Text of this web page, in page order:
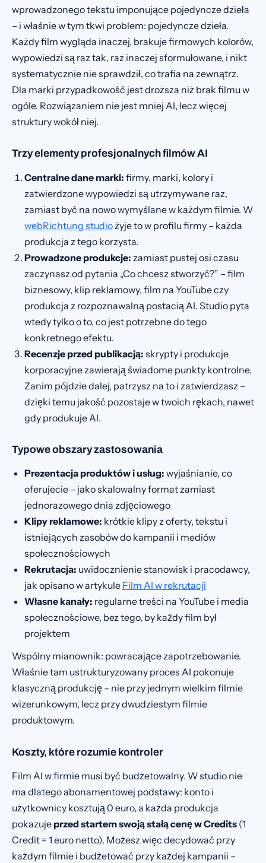
wprowadzonego tekstu imponujące pojedyncze dzieła
– i właśnie w tym tkwi problem: pojedyncze dzieła.
Każdy film wygląda inaczej, brakuje firmowych kolorów,
wypowiedzi są raz tak, raz inaczej sformułowane, i nikt
systematycznie nie sprawdził, co trafia na zewnątrz.
Dla marki przypadkowość jest droższa niż brak filmu w
ogóle. Rozwiązaniem nie jest mniej AI, lecz więcej
struktury wokół niej.
Trzy elementy profesjonalnych filmów AI
Centralne dane marki: firmy, marki, kolory i
zatwierdzone wypowiedzi są utrzymywane raz,
zamiast być na nowo wymyślane w każdym filmie. W
webRichtung studiożyje to w profilu firmy – każda
produkcja z tego korzysta.
Prowadzone produkcje: zamiast pustej osi czasu
zaczynasz od pytania „Co chcesz stworzyć?” – film
biznesowy, klip reklamowy, film na YouTube czy
produkcja z rozpoznawalną postacią AI. Studio pyta
wtedy tylko o to, co jest potrzebne do tego
konkretnego efektu.
Recenzje przed publikacją: skrypty i produkcje
korporacyjne zawierają świadome punkty kontrolne.
Zanim pójdzie dalej, patrzysz na to i zatwierdzasz –
dzięki temu jakość pozostaje w twoich rękach, nawet
gdy produkuje AI.
Typowe obszary zastosowania
Prezentacja produktów i usług: wyjaśnianie, co
oferujecie – jako skalowalny format zamiast
jednorazowego dnia zdjęciowego
Klipy reklamowe: krótkie klipy z oferty, tekstu i
istniejących zasobów do kampanii i mediów
społecznościowych
Rekrutacja: uwidocznienie stanowisk i pracodawcy,
jak opisano w artykule Film AI w rekrutacji
Własne kanały: regularne treści na YouTube i media
społecznościowe, bez tego, by każdy film był
projektem
Wspólny mianownik: powracające zapotrzebowanie.
Właśnie tam ustrukturyzowany proces AI pokonuje
klasyczną produkcję – nie przy jednym wielkim filmie
wizerunkowym, lecz przy dwudziestym filmie
produktowym.
Koszty, które rozumie kontroler
Film AI w firmie musi być budżetowalny. W studio nie
ma dlatego abonamentowej podstawy: konto i
użytkownicy kosztują 0 euro, a każda produkcja
pokazuje przed startem swoją stałą cenę w Credits (1
Credit = 1 euro netto). Możesz więc decydować przy
każdym filmie i budżetować przy każdej kampanii –